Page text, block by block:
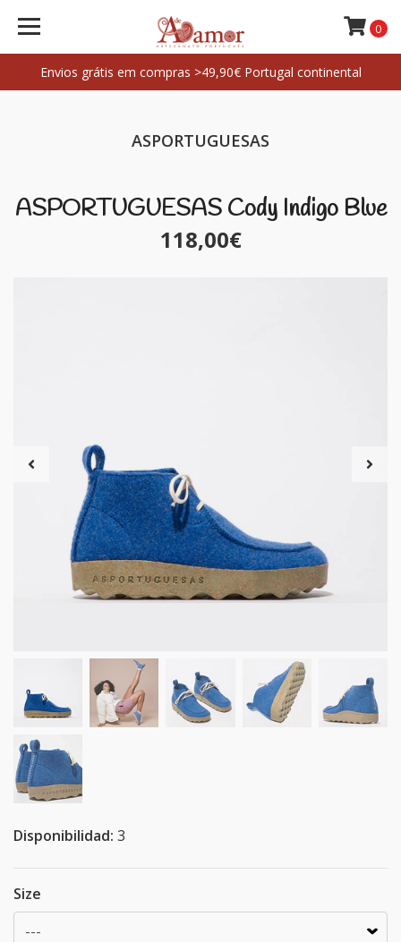
Envios grátis em compras >49,90€ Portugal continental
0
ASPORTUGUESAS
ASPORTUGUESAS Cody Indigo Blue
118,00€
Disponibilidad: 3
Size